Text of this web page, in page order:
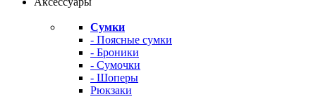
Сумки
- Поясные сумки
- Броники
- Сумочки
- Шоперы
Рюкзаки